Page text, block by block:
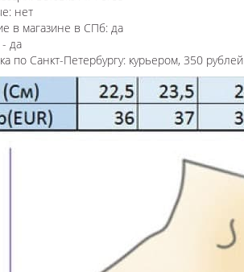
нет
в магазине в СПб: да
- да
по Санкт-Петербургу: курьером, 350 рублей